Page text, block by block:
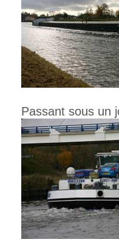
Passant sous un